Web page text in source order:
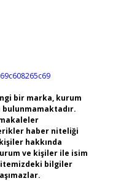
bir marka, kurum
bulunmamaktadır.
makaleler
haber niteliği
hakkında
ve kişiler ile isim
bilgiler